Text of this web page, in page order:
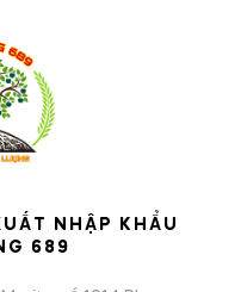
NHẬP KHẨU
689